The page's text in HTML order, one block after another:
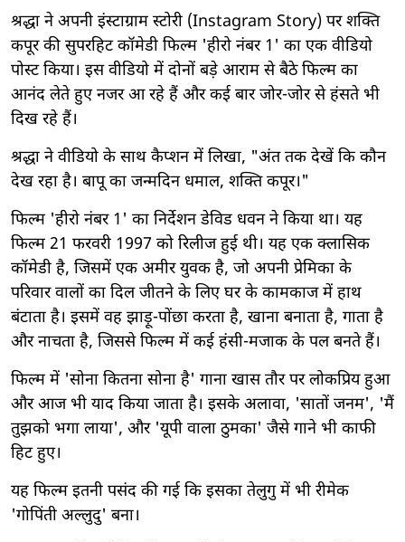
श्रद्धा ने अपनी इंस्टाग्राम स्टोरी (Instagram Story) पर शक्ति
कपूर की सुपरहिट कॉमेडी फिल्म 'हीरो नंबर 1' का एक वीडियो
पोस्ट किया। इस वीडियो में दोनों बड़े आराम से बैठे फिल्म का
आनंद लेते हुए नजर आ रहे हैं और कई बार जोर-जोर से हंसते भी
दिख रहे हैं।
श्रद्धा ने वीडियो के साथ कैप्शन में लिखा, "अंत तक देखें कि कौन
देख रहा है। बापू का जन्मदिन धमाल, शक्ति कपूर।"
फिल्म 'हीरो नंबर 1' का निर्देशन डेविड धवन ने किया था। यह
फिल्म 21 फरवरी 1997 को रिलीज हुई थी। यह एक क्लासिक
कॉमेडी है, जिसमें एक अमीर युवक है, जो अपनी प्रेमिका के
परिवार वालों का दिल जीतने के लिए घर के कामकाज में हाथ
बंटाता है। इसमें वह झाड़ू-पोंछा करता है, खाना बनाता है, गाता है
और नाचता है, जिससे फिल्म में कई हंसी-मजाक के पल बनते हैं।
फिल्म में 'सोना कितना सोना है' गाना खास तौर पर लोकप्रिय हुआ
और आज भी याद किया जाता है। इसके अलावा, 'सातों जनम', 'मैं
तुझको भगा लाया', और 'यूपी वाला ठुमका' जैसे गाने भी काफी
हिट हुए।
यह फिल्म इतनी पसंद की गई कि इसका तेलुगु में भी रीमेक
'गोपिंती अल्लुदु' बना।